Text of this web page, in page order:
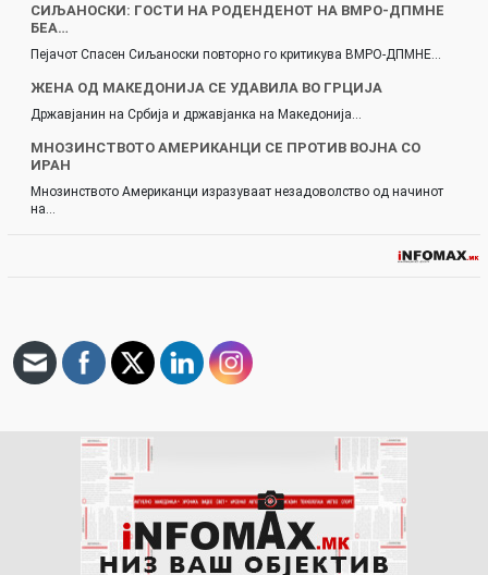
СИЉАНОСКИ: ГОСТИ НА РОДЕНДЕНОТ НА ВМРО-ДПМНЕ
БЕА…
Пејачот Спасен Сиљаноски повторно го критикува ВМРО-ДПМНЕ…
ЖЕНА ОД МАКЕДОНИЈА СЕ УДАВИЛА ВО ГРЦИЈА
Државјанин на Србија и државјанка на Македонија…
МНОЗИНСТВОТО АМЕРИКАНЦИ СЕ ПРОТИВ ВОЈНА СО
ИРАН
Мнозинството Американци изразуваат незадоволство од начинот
на…